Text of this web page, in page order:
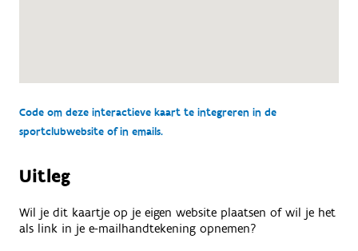
Code om deze interactieve kaart te integreren in de
sportclubwebsite of in emails.
Uitleg
Wil je dit kaartje op je eigen website plaatsen of wil je het
als link in je e-mailhandtekening opnemen?